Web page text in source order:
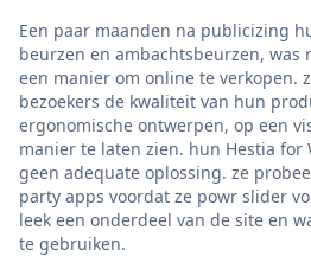
Een paar maanden na publicizing
beurzen en ambachtsbeurzen, was
een manier om online te verkopen.
bezoekers de kwaliteit van hun
ergonomische ontwerpen, op een
manier te laten zien. hun Hestia for
geen adequate oplossing. ze
party apps voordat ze powr slider
leek een onderdeel van de site en
te gebruiken.